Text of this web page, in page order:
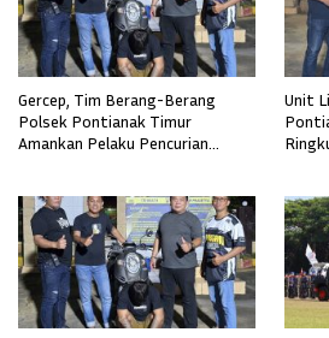
Gercep, Tim Berang-Berang
Polsek Pontianak Timur
Amankan Pelaku Pencurian
Unit